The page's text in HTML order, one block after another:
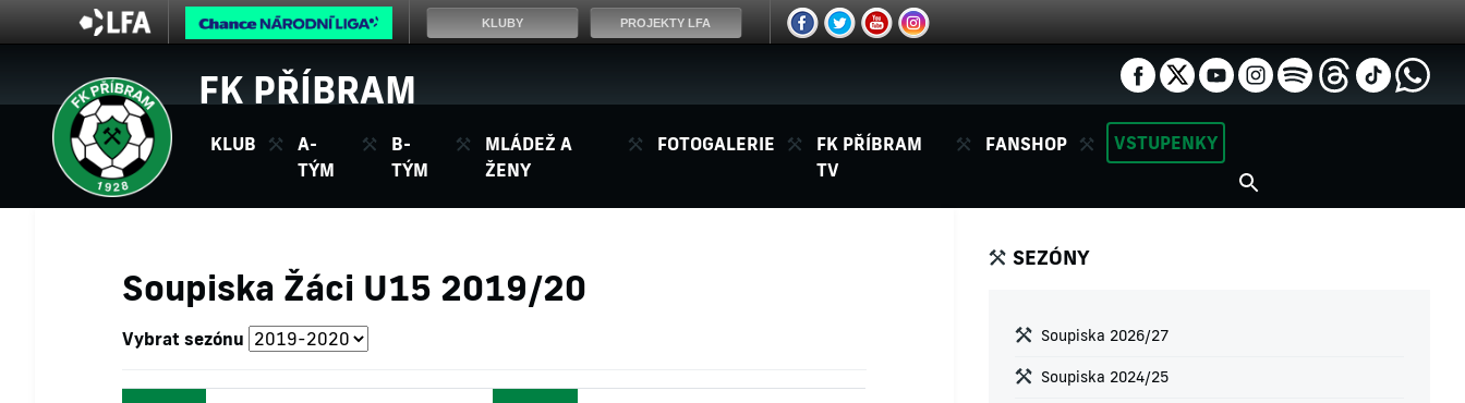
FK PŘÍBRAM
KLUB
A-
TÝM
B-
TÝM
MLÁDEŽ A
ŽENY
FOTOGALERIE
FK PŘÍBRAM
TV
FANSHOP VSTUPENKY
Soupiska Žáci U15 2019/20
Vybrat sezónu
SEZÓNY
Soupiska 2026/27
Soupiska 2024/25
KLUBY PROJEKTY LFA